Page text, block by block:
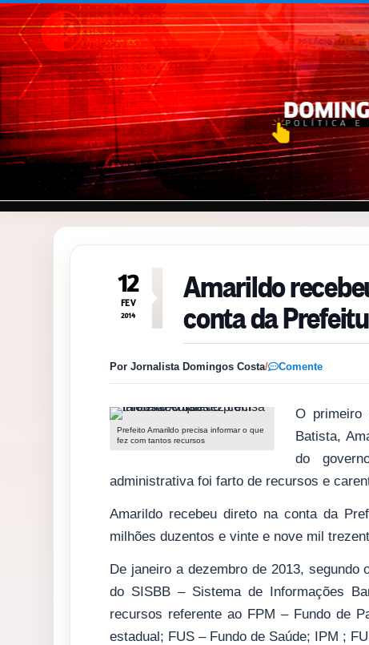
Pular para o conteúdo
12
FEV
2014
Amarildo
conta da
Por Jornalista Domingos Costa/ Comente
Prefeito Amarildo precisa informar o que
fez com tantos recursos
O primeiro
Batista,
do
administrativa foi farto de recursos e
Amarildo recebeu direto na conta da
milhões duzentos e vinte e nove mil
De janeiro a dezembro de 2013,
do SISBB – Sistema de Informações
recursos referente ao FPM – Fundo de
estadual; FUS – Fundo de Saúde; IPM ;